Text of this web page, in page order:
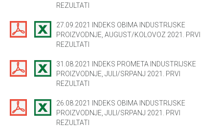
REZULTATI
27.09.2021 INDEKS OBIMA INDUSTRIJSKE
PROIZVODNJE, AUGUST/KOLOVOZ 2021. PRVI
REZULTATI
31.08.2021 INDEKS PROMETA INDUSTRIJSKE
PROIZVODNJE, JULI/SRPANJ 2021. PRVI
REZULTATI
26.08.2021 INDEKS OBIMA INDUSTRIJSKE
PROIZVODNJE, JULI/SRPANJ 2021. PRVI
REZULTATI